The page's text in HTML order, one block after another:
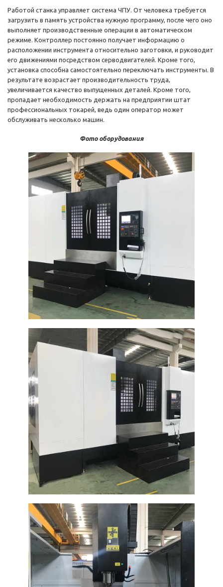
Работой станка управляет система ЧПУ. От человека требуется
загрузить в память устройства нужную программу, после чего оно
выполняет производственные операции в автоматическом
режиме. Контроллер постоянно получает информацию о
расположении инструмента относительно заготовки, и руководит
его движениями посредством серводвигателей. Кроме того,
установка способна самостоятельно переключать инструменты. В
результате возрастает производительность труда,
увеличивается качество выпущенных деталей. Кроме того,
пропадает необходимость держать на предприятии штат
профессиональных токарей, ведь один оператор может
обслуживать несколько машин.
Фото оборудования